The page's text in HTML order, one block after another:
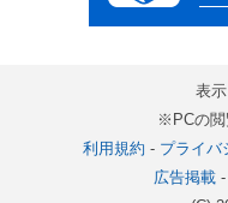
表示
※PCの閲
利用規約 - プライバ
広告掲載-